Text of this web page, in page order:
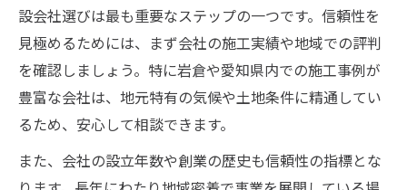
設会社選びは最も重要なステップの一つです。信頼性を
見極めるためには、まず会社の施工実績や地域での評判
を確認しましょう。特に岩倉や愛知県内での施工事例が
豊富な会社は、地元特有の気候や土地条件に精通してい
るため、安心して相談できます。
また、会社の設立年数や創業の歴史も信頼性の指標とな